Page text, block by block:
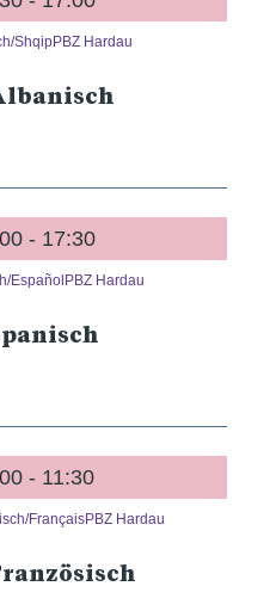
ShqipPBZ Hardau
- 17:30
EspañolPBZ Hardau
- 11:30
FrançaisPBZ Hardau